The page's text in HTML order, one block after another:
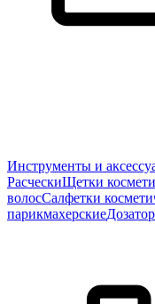
Инструменты и
РасческиЩетки
волосСалфетки
парикмахерские